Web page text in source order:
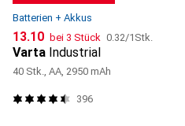
Batterien + Akkus
CHF
13.10 bei 3 Stück CHF
0.32/1Stk.
Varta Industrial
40 Stk., AA, 2950 mAh
396